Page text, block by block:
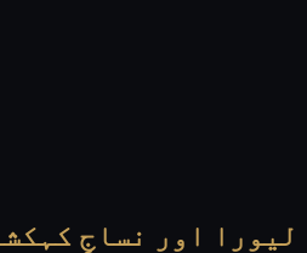
لیورا اور نساجِ